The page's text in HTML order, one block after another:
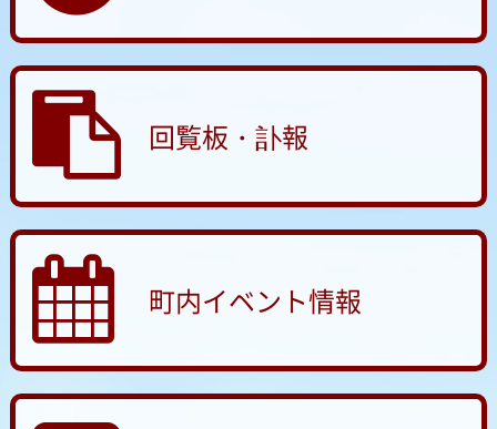
回覧板・訃報
町内イベント情報